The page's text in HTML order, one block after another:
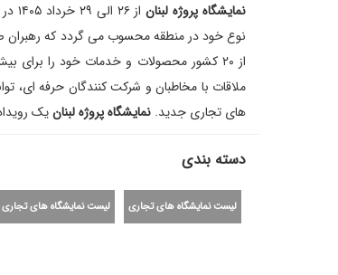
نمایشگاه پروژه لبناناز ۲۶ الی ۲۹ خرداد ۱۴۰۵ در شهر بیروت کشور لبنان برگزار می گردد.
ملاقات با مخاطبان و شرکت کنندگان حرفه ای،
های تجاری جدید. نمایشگاه پروژه لبنانیک
دسته بندی
لیست نمایشگاه های تجاری لیست نمایشگاه های تجاری